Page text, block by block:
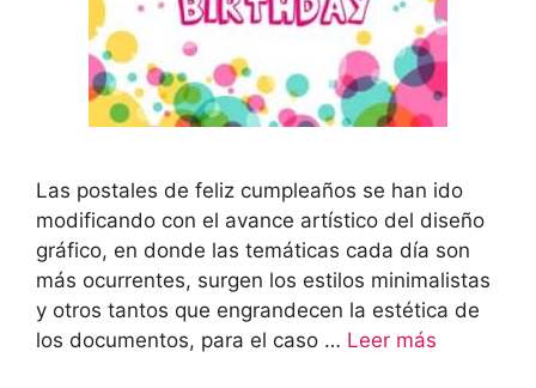
Las postales de feliz cumpleaños se han ido
modificando con el avance artístico del diseño
gráfico, en donde las temáticas cada día son
más ocurrentes, surgen los estilos minimalistas
y otros tantos que engrandecen la estética de
los documentos, para el caso … Leer más